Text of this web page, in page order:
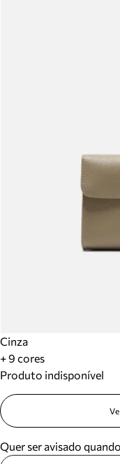
Cinza
+ 9 cores
Produto indisponível
Quer ser avisado